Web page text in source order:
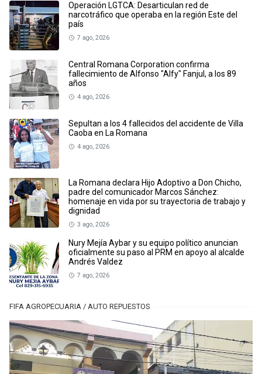
Operación LGTCA: Desarticulan red de
narcotráfico que operaba en la región Este del
país
7 ago, 2026
Central Romana Corporation confirma
fallecimiento de Alfonso "Alfy" Fanjul, a los 89
años
4 ago, 2026
Sepultan a los 4 fallecidos del accidente de Villa
Caoba en La Romana
4 ago, 2026
La Romana declara Hijo Adoptivo a Don Chicho,
padre del comunicador Marcos Sánchez:
homenaje en vida por su trayectoria de trabajo y
dignidad
3 ago, 2026
Nury Mejía Aybar y su equipo político anuncian
oficialmente su paso al PRM en apoyo al alcalde
Andrés Valdez
7 ago, 2026
FIFA AGROPECUARIA / AUTO REPUESTOS